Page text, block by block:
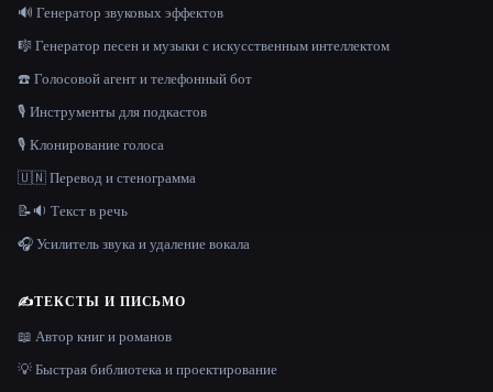
🔊 Генератор звуковых эффектов
🎼 Генератор песен и музыки с искусственным интеллектом
☎️ Голосовой агент и телефонный бот
🎙️ Инструменты для подкастов
🎙️ Клонирование голоса
🇺🇳 Перевод и стенограмма
📝🔉 Текст в речь
🎧 Усилитель звука и удаление вокала
✍️ТЕКСТЫ И ПИСЬМО
📖 Автор книг и романов
💡 Быстрая библиотека и проектирование